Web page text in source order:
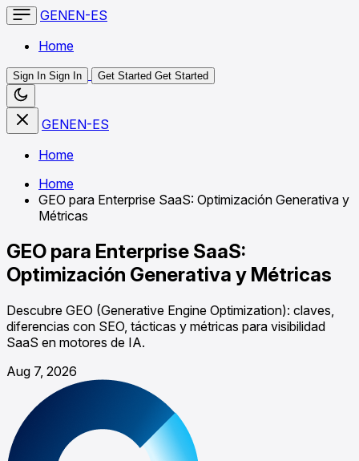
GENEN-ES
Home
Sign In Sign In Get Started Get Started
GENEN-ES
Home
Home
GEO para Enterprise SaaS: Optimización Generativa y
Métricas
GEO para Enterprise SaaS:
Optimización Generativa y Métricas
Descubre GEO (Generative Engine Optimization): claves,
diferencias con SEO, tácticas y métricas para visibilidad
SaaS en motores de IA.
Aug 7, 2026